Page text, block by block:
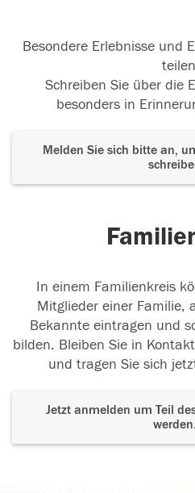
Besondere Erlebnisse und
Schreiben Sie über die
besonders in
Melden Sie sich bitte an,
In einem Familienkreis
Mitglieder einer Familie,
Bekannte eintragen und
bilden. Bleiben Sie in
und tragen Sie sich
Jetzt anmelden um Teil
werden.